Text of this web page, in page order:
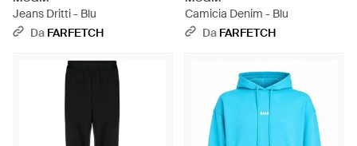
Jeans Dritti - Blu
Da FARFETCH
Camicia Denim - Blu
Da FARFETCH